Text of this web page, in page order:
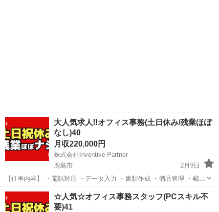
大人気求人‼オフィス事務(土日休み/残業ほぼ
なし)40
月収220,000円
株式会社Inventive Partner
鹿島市
2月9日
【仕事内容】 ・電話対応 ・データ入力 ・書類作成 ・備品管理 ・郵便
物の仕分け ・請求書作成 等 まずは簡単な作業から覚えて頂きます！
過去の経験を活かしたい方も 未経験の方も大歓迎です♪ 【勤...
佐賀 鹿島市 一般事務 未経験
☆人気☆オフィス事務スタッフ(PCスキル不
要)41